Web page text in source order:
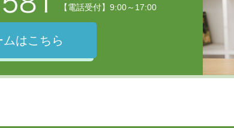
【電話受付】9:00～17:00
はこちら